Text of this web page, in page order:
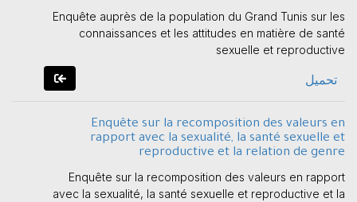
Enquête auprès de la population du Grand Tunis sur les
connaissances et les attitudes en matière de santé
sexuelle et reproductive
تحميل
Enquête sur la recomposition des valeurs en
rapport avec la sexualité, la santé sexuelle et
reproductive et la relation de genre
Enquête sur la recomposition des valeurs en rapport
avec la sexualité, la santé sexuelle et reproductive et la